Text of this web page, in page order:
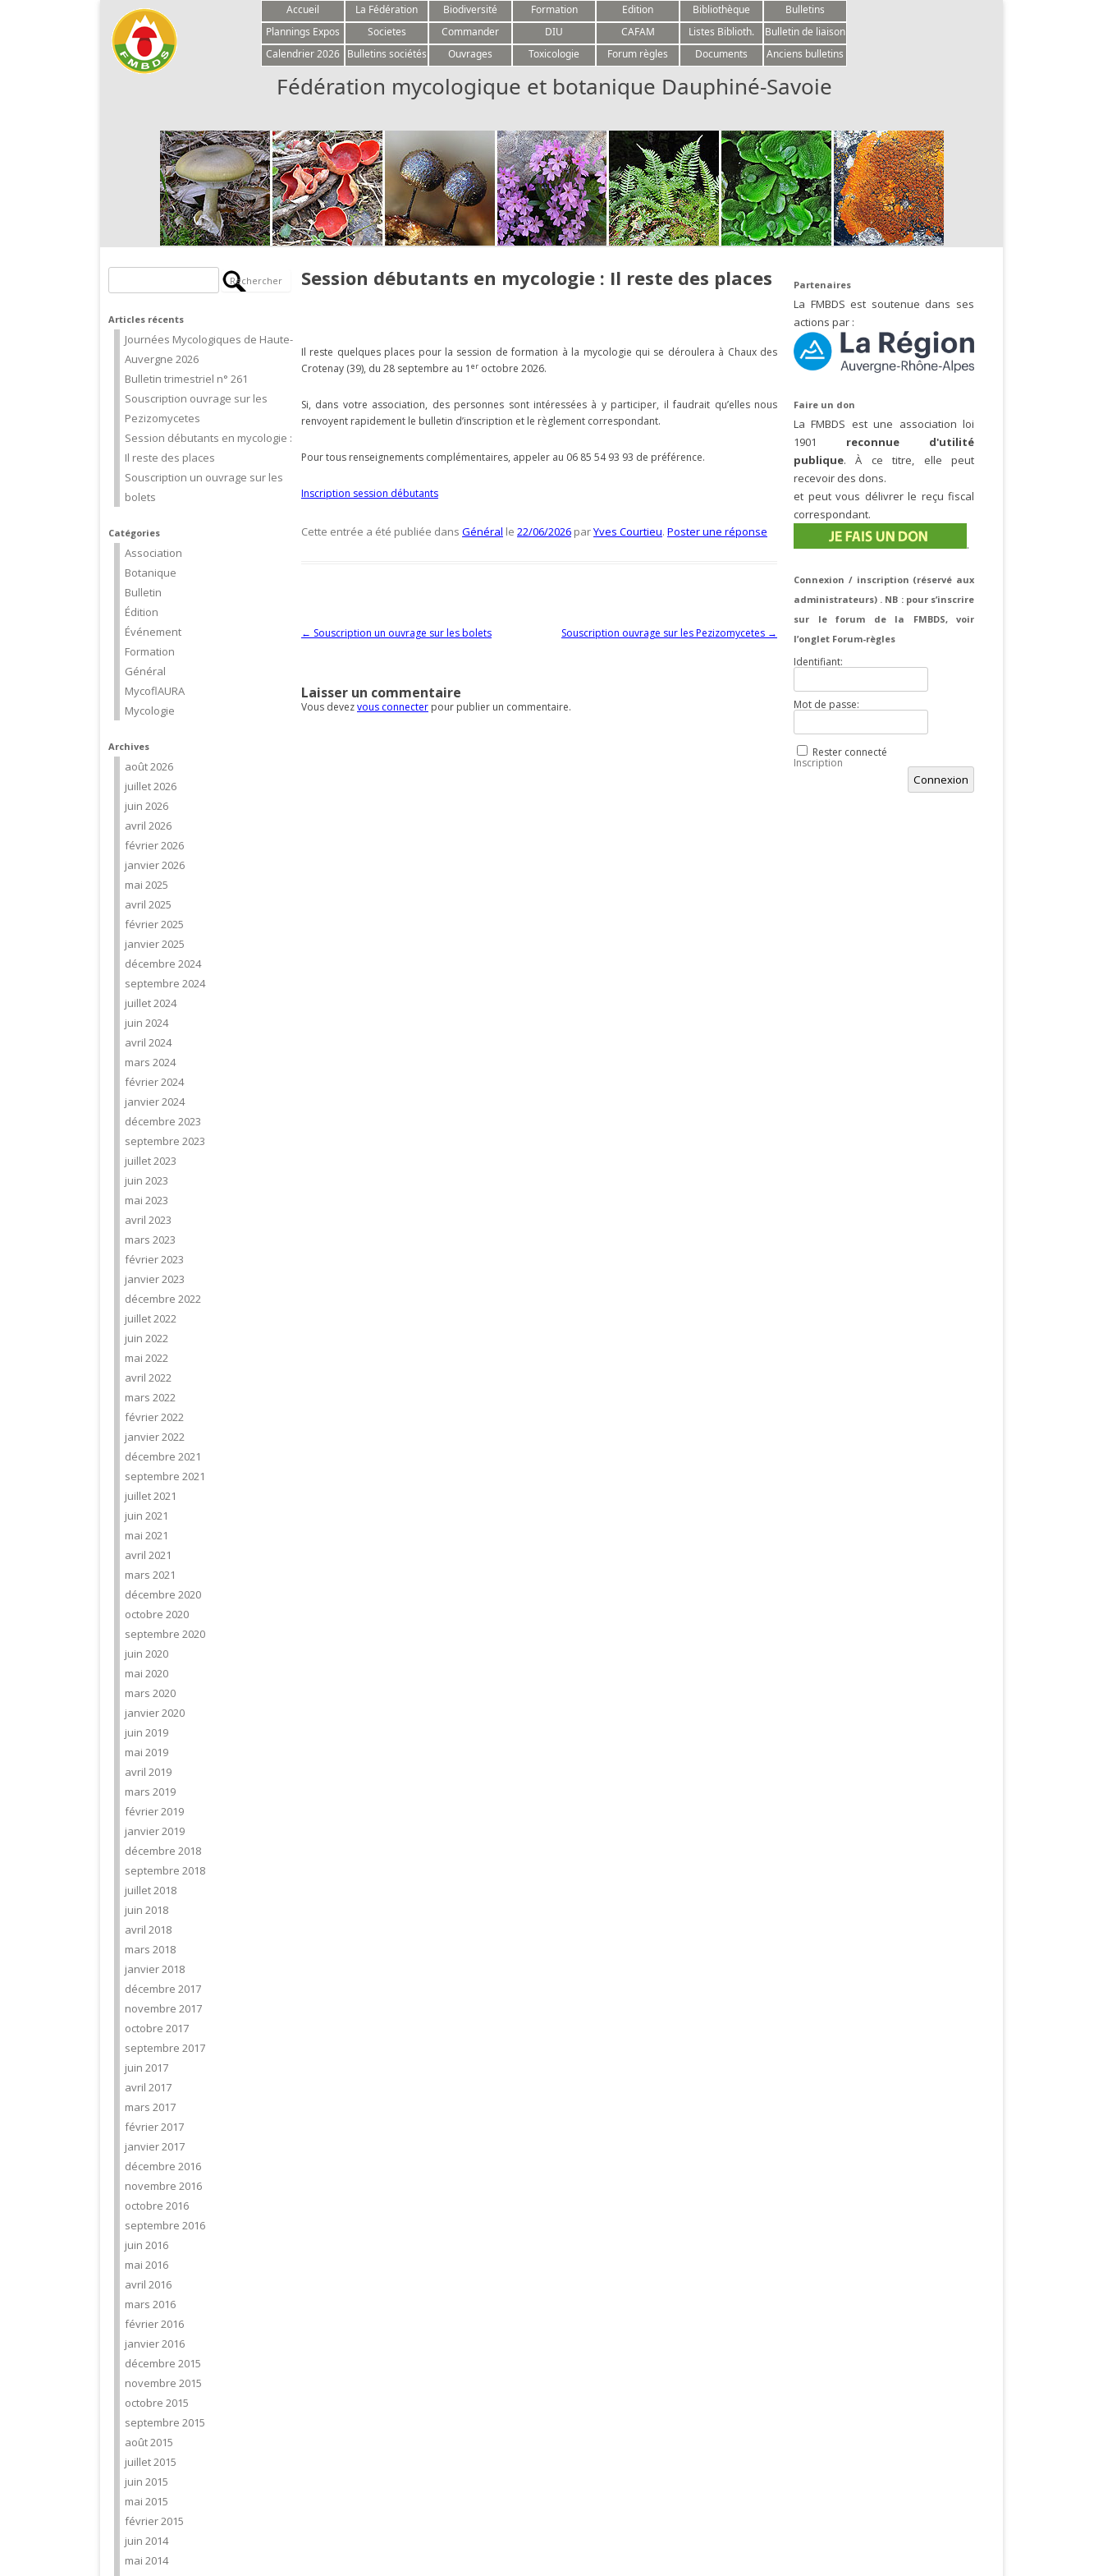
Aller au contenu
Accueil La Fédération Biodiversité Formation Edition Bibliothèque
Bulletins
Plannings Expos
Societes Commander DIU CAFAM Listes Biblioth.
Bulletin de liaison
Calendrier 2026 Bulletins sociétés Ouvrages Toxicologie Forum règles Documents Anciens bulletins
Fédération mycologique et botanique Dauphiné-Savoie
Articles récents
Journées Mycologiques de Haute-
Auvergne 2026
Bulletin trimestriel n° 261
Souscription ouvrage sur les
Pezizomycetes
Session débutants en mycologie :
Il reste des places
Souscription un ouvrage sur les
bolets
Catégories
Association
Botanique
Bulletin
Édition
Événement
Formation
Général
MycoflAURA
Mycologie
Archives
août 2026
juillet 2026
juin 2026
avril 2026
février 2026
janvier 2026
mai 2025
avril 2025
février 2025
janvier 2025
décembre 2024
septembre 2024
juillet 2024
juin 2024
avril 2024
mars 2024
février 2024
janvier 2024
décembre 2023
septembre 2023
juillet 2023
juin 2023
mai 2023
avril 2023
mars 2023
février 2023
janvier 2023
décembre 2022
juillet 2022
juin 2022
mai 2022
avril 2022
mars 2022
février 2022
janvier 2022
décembre 2021
septembre 2021
juillet 2021
juin 2021
mai 2021
avril 2021
mars 2021
décembre 2020
octobre 2020
septembre 2020
juin 2020
mai 2020
mars 2020
janvier 2020
juin 2019
mai 2019
avril 2019
mars 2019
février 2019
janvier 2019
décembre 2018
septembre 2018
juillet 2018
juin 2018
avril 2018
mars 2018
janvier 2018
décembre 2017
novembre 2017
octobre 2017
septembre 2017
juin 2017
avril 2017
mars 2017
février 2017
janvier 2017
décembre 2016
novembre 2016
octobre 2016
septembre 2016
juin 2016
mai 2016
avril 2016
mars 2016
février 2016
janvier 2016
décembre 2015
novembre 2015
octobre 2015
septembre 2015
août 2015
juillet 2015
juin 2015
mai 2015
février 2015
juin 2014
mai 2014
Session débutants en mycologie : Il reste des places
Il reste quelques places pour la session de formation à la mycologie qui se déroulera à Chaux des
Crotenay (39), du 28 septembre au 1 er octobre 2026.
Si, dans votre association, des personnes sont intéressées à y participer, il faudrait qu’elles nous
renvoyent rapidement le bulletin d’inscription et le règlement correspondant.
Pour tous renseignements complémentaires, appeler au 06 85 54 93 93 de préférence.
Inscription session débutants
Cette entrée a été publiée dans Général le 22/06/2026 parYves Courtieu. Poster une réponse
Navigation des articles
← Souscription un ouvrage sur les bolets Souscription ouvrage sur les Pezizomycetes →
Laisser un commentaire
Vous devezvous connecter pour publier un commentaire.
Partenaires
La FMBDS est soutenue dans ses
actions par :
Faire un don
La FMBDS est une association loi
1901 reconnue d'utilité
publique. À ce titre, elle peut
recevoir des dons.
et peut vous délivrer le reçu fiscal
correspondant.
.
Connexion / inscription (réservé aux
administrateurs) . NB : pour s’inscrire
sur le forum de la FMBDS, voir
l’onglet Forum-règles
Identifiant:
Mot de passe:
Rester connecté
Connexion
Inscription